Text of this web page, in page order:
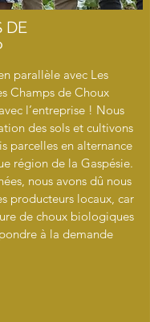
DE
parallèle avec Les
Champs de Choux
l’entreprise ! Nous
des sols et cultivons
parcelles en alternance
région de la Gaspésie.
nous avons dû nous
producteurs locaux, car
de choux biologiques
à la demande